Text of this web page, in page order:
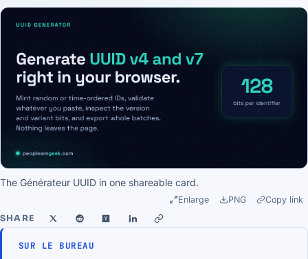
The Générateur UUID in one shareable card.
Enlarge PNG Copy link
SHARE
SUR LE BUREAU